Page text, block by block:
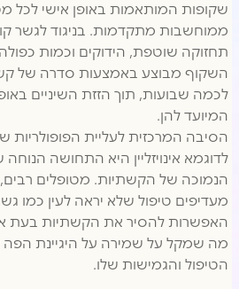
שקופות המותאמות באופן אישי לכל
ממוחשבות מתקדמות. בניגוד לגשר
תחזוקה שוטפת, הידוקים וכמות
השקוף מבוצע באמצעות סדרה של
לכמה שבועות, תוך הזזת השיניים
המיועד להן.
הסיבה המרכזית לעליית הפופולריות
לדוגמא אינויזליין היא התחושה
הנמוכה של הקשתיות. מטופלים רבים,
מעדיפים טיפול שלא יראה לעין כמו
האפשרות להסיר את הקשתיות בעת
מה שמקל על שמירה על היגיינת הפה
הטיפול והגמישות שלו.